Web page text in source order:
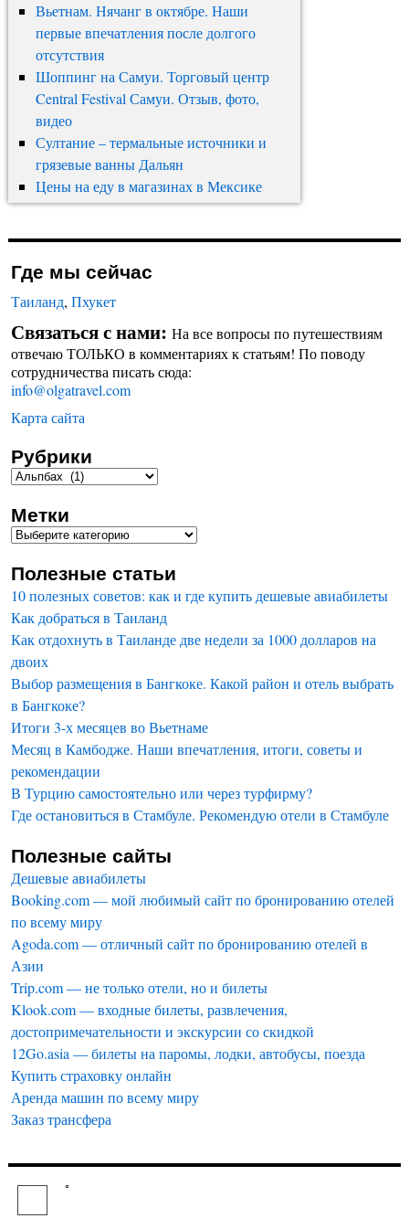
Вьетнам. Нячанг в октябре. Наши
первые впечатления после долгого
отсутствия
Шоппинг на Самуи. Торговый центр
Central Festival Самуи. Отзыв, фото,
видео
Султание – термальные источники и
грязевые ванны Дальян
Цены на еду в магазинах в Мексике
Где мы сейчас
Таиланд, Пхукет
Связаться с нами: На все вопросы по путешествиям
отвечаю ТОЛЬКО в комментариях к статьям! По поводу
сотрудничества писать сюда:
info@olgatravel.com
Карта сайта
Рубрики
Метки
Полезные статьи
10 полезных советов: как и где купить дешевые авиабилеты
Как добраться в Таиланд
Как отдохнуть в Таиланде две недели за 1000 долларов на
двоих
Выбор размещения в Бангкоке. Какой район и отель выбрать
в Бангкоке?
Итоги 3-х месяцев во Вьетнаме
Месяц в Камбодже. Наши впечатления, итоги, советы и
рекомендации
В Турцию самостоятельно или через турфирму?
Где остановиться в Стамбуле. Рекомендую отели в Стамбуле
Полезные сайты
Дешевые авиабилеты
Booking.com — мой любимый сайт по бронированию отелей
по всему миру
Agoda.com — отличный сайт по бронированию отелей в
Азии
Trip.com — не только отели, но и билеты
Klook.com — входные билеты, развлечения,
достопримечательности и экскурсии со скидкой
12Go.asia — билеты на паромы, лодки, автобусы, поезда
Купить страховку онлайн
Аренда машин по всему миру
Заказ трансфера